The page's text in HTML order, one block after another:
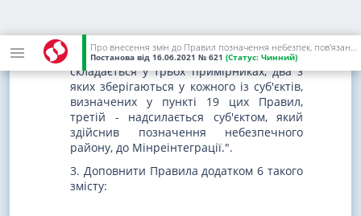
Про внесення змін до Правил позначення небезпек, пов'язаних з мінами та вибухонебезпечними предметами - наслідками війни
Постанова від 16.06.2021 № 621 (Статус: Чинний)
"21. Акт приймання-передачі системи
позначення небезпечного району
складається у трьох примірниках, два з
яких зберігаються у кожного із суб'єктів,
визначених у пункті 19 цих Правил,
третій - надсилається суб'єктом, який
здійснив позначення небезпечного
району, до Мінреінтеграції.".
3. Доповнити Правила додатком 6 такого
змісту: